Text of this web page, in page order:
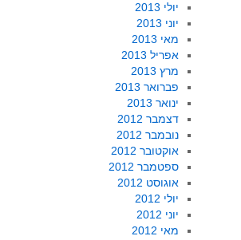
יולי 2013
יוני 2013
מאי 2013
אפריל 2013
מרץ 2013
פברואר 2013
ינואר 2013
דצמבר 2012
נובמבר 2012
אוקטובר 2012
ספטמבר 2012
אוגוסט 2012
יולי 2012
יוני 2012
מאי 2012